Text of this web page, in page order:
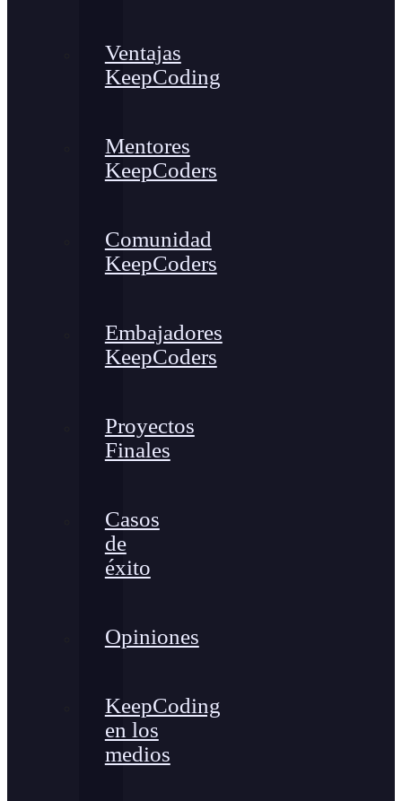
Ventajas
KeepCoding
Mentores
KeepCoders
Comunidad
KeepCoders
Embajadores
KeepCoders
Proyectos
Finales
Casos
de
éxito
Opiniones
KeepCoding
en los
medios